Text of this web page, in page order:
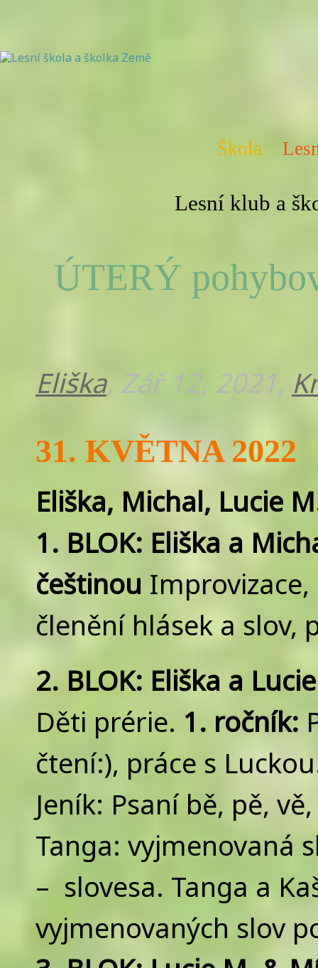
Škola
Lesní klub a
ÚTERÝ
Eliška, Zář 12, 2021,
31. KVĚTNA 2022
Eliška, Michal, Lucie
1. BLOK: Eliška a
češtinou
členění hlásek a slov,
2. BLOK: Eliška a
Děti prérie. 1. ročník:
čtení:), práce s
Jeník: Psaní bě, pě,
Tanga: vyjmenovaná
– slovesa. Tanga a
vyjmenovaných slov